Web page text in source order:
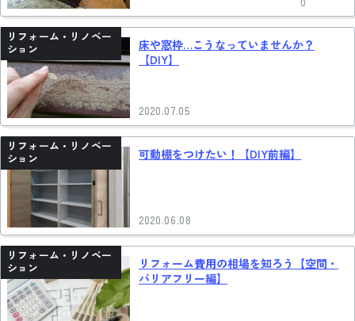
リフォーム・リノベー
ション
床や窓枠…こうなっていませんか？
【DIY】
2020.07.05
リフォーム・リノベー
ション
可動棚をつけたい！【DIY前編】
2020.06.08
リフォーム・リノベー
ション
リフォーム費用の相場を知ろう【空間・
バリアフリー編】